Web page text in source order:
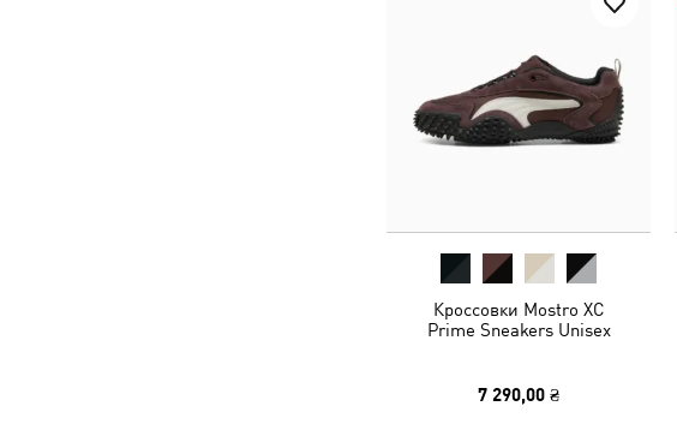
Кроссовки Mostro XC
Prime Sneakers Unisex
7 290,00 ₴